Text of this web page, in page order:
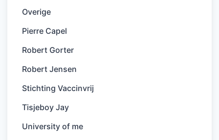
Overige
Pierre Capel
Robert Gorter
Robert Jensen
Stichting Vaccinvrij
Tisjeboy Jay
University of me